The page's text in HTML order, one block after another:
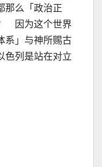
那么「政治正
因为这个世界
系」与神所赐古
色列是站在对立